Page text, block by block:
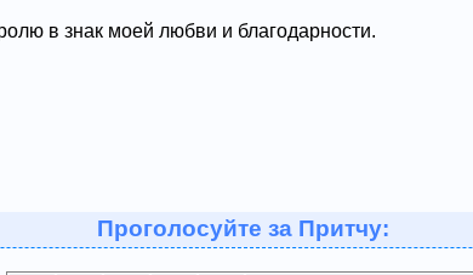
в знак моей любви и благодарности.
Проголосуйте за Притчу: